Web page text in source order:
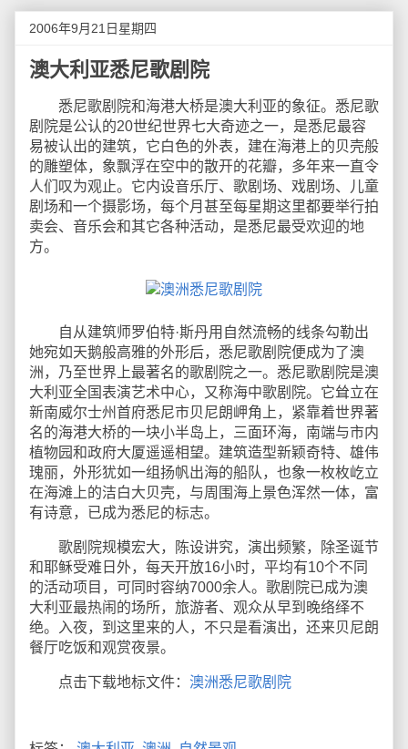
2006年9月21日星期四
澳大利亚悉尼歌剧院
悉尼歌剧院和海港大桥是澳大利亚的象征。悉尼歌
剧院是公认的20世纪世界七大奇迹之一，是悉尼最容
易被认出的建筑，它白色的外表，建在海港上的贝壳般
的雕塑体，象飘浮在空中的散开的花瓣，多年来一直令
人们叹为观止。它内设音乐厅、歌剧场、戏剧场、儿童
剧场和一个摄影场，每个月甚至每星期这里都要举行拍
卖会、音乐会和其它各种活动，是悉尼最受欢迎的地
方。
自从建筑师罗伯特·斯丹用自然流畅的线条勾勒出
她宛如天鹅般高雅的外形后，悉尼歌剧院便成为了澳
洲，乃至世界上最著名的歌剧院之一。悉尼歌剧院是澳
大利亚全国表演艺术中心，又称海中歌剧院。它耸立在
新南威尔士州首府悉尼市贝尼朗岬角上，紧靠着世界著
名的海港大桥的一块小半岛上，三面环海，南端与市内
植物园和政府大厦遥遥相望。建筑造型新颖奇特、雄伟
瑰丽，外形犹如一组扬帆出海的船队，也象一枚枚屹立
在海滩上的洁白大贝壳，与周围海上景色浑然一体，富
有诗意，已成为悉尼的标志。
歌剧院规模宏大，陈设讲究，演出频繁，除圣诞节
和耶稣受难日外，每天开放16小时，平均有10个不同
的活动项目，可同时容纳7000余人。歌剧院已成为澳
大利亚最热闹的场所，旅游者、观众从早到晚络绎不
绝。入夜，到这里来的人，不只是看演出，还来贝尼朗
餐厅吃饭和观赏夜景。
点击下载地标文件： 澳洲悉尼歌剧院